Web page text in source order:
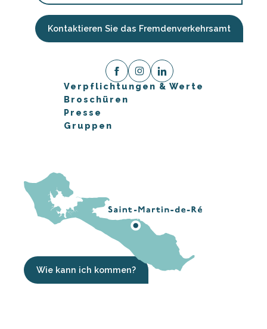
Kontaktieren Sie das Fremdenverkehrsamt
Verpflichtungen & Werte
Broschüren
Presse
Gruppen
Wie kann ich kommen?